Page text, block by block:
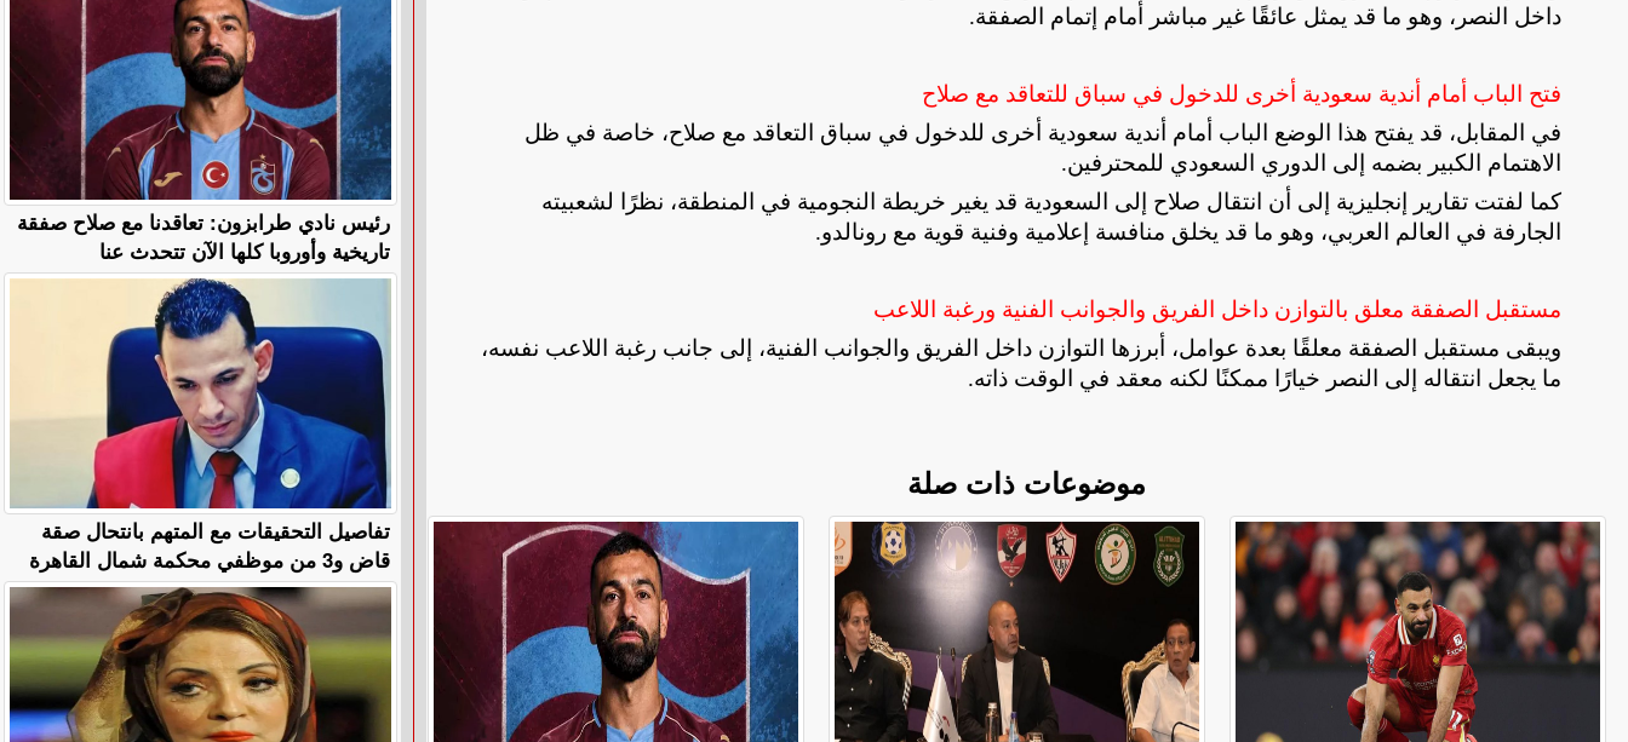
داخل النصر، وهو ما قد يمثل عائقًا غير مباشر أمام إتمام الصفقة.
فتح الباب أمام أندية سعودية أخرى للدخول في سباق للتعاقد مع صلاح
في المقابل، قد يفتح هذا الوضع الباب أمام أندية سعودية أخرى للدخول في سباق التعاقد مع صلاح، خاصة في ظل
الاهتمام الكبير بضمه إلى الدوري السعودي للمحترفين.
كما لفتت تقارير إنجليزية إلى أن انتقال صلاح إلى السعودية قد يغير خريطة النجومية في المنطقة، نظرًا لشعبيته
الجارفة في العالم العربي، وهو ما قد يخلق منافسة إعلامية وفنية قوية مع رونالدو.
مستقبل الصفقة معلق بالتوازن داخل الفريق والجوانب الفنية ورغبة اللاعب
ويبقى مستقبل الصفقة معلقًا بعدة عوامل، أبرزها التوازن داخل الفريق والجوانب الفنية، إلى جانب رغبة اللاعب نفسه،
ما يجعل انتقاله إلى النصر خيارًا ممكنًا لكنه معقد في الوقت ذاته.
موضوعات ذات صلة
رئيس نادي طرابزون: تعاقدنا مع صلاح صفقة
تاريخية وأوروبا كلها الآن تتحدث عنا
تفاصيل التحقيقات مع المتهم بانتحال صقة
قاض و3 من موظفي محكمة شمال القاهرة